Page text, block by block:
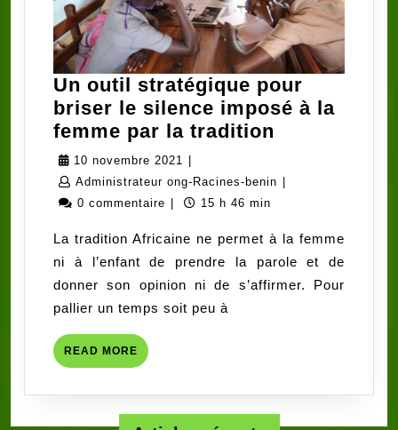
Un outil stratégique pour
briser le silence imposé à la
femme par la tradition
stratégique
le
silence
imposé
10 novembre 2021
10
novembre
2021
Administrateur ong-Racines-benin Administrateur
benin
0 commentaire
15 h 46 min
La tradition Africaine ne permet à la femme
ni à l’enfant de prendre la parole et de
donner son opinion ni de s’affirmer. Pour
pallier un temps soit peu à
READ MORE READ
MORE